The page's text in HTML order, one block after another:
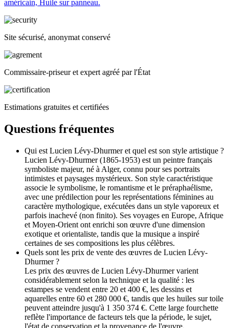
américain, Huile sur panneau.
Site sécurisé, anonymat conservé
Commissaire-priseur et expert agréé par l'État
Estimations gratuites et certifiées
Questions fréquentes
Qui est Lucien Lévy-Dhurmer et quel est son style artistique ?
Lucien Lévy-Dhurmer (1865-1953) est un peintre français
symboliste majeur, né à Alger, connu pour ses portraits
intimistes et paysages mystérieux. Son style caractéristique
associe le symbolisme, le romantisme et le préraphaélisme,
avec une prédilection pour les représentations féminines au
caractère mythologique, exécutées dans un style vaporeux et
parfois inachevé (non finito). Ses voyages en Europe, Afrique
et Moyen-Orient ont enrichi son œuvre d'une dimension
exotique et orientaliste, tandis que la musique a inspiré
certaines de ses compositions les plus célèbres.
Quels sont les prix de vente des œuvres de Lucien Lévy-
Dhurmer ?
Les prix des œuvres de Lucien Lévy-Dhurmer varient
considérablement selon la technique et la qualité : les
estampes se vendent entre 20 et 400 €, les dessins et
aquarelles entre 60 et 280 000 €, tandis que les huiles sur toile
peuvent atteindre jusqu'à 1 350 374 €. Cette large fourchette
reflète l'importance de facteurs tels que la période, le sujet,
l'état de conservation et la provenance de l'œuvre.